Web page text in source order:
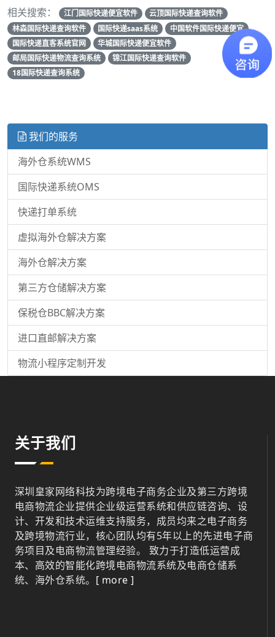
相关搜索： 江门国际快递便宜软件
云顶国际快递查询软件
林森国际快递查询软件
国际快递saas系统
中国软件国际快递便宜
国际快递直客系统官网
华城国际快递便宜软件
邮局国际快递物流查询系统
锦江国际快递查询软件
18国际快递查询系统
我们的服务
海外仓系统WMS
国际快递系统OMS
快递打单系统
虚拟海外仓解决方案
海外仓解决方案
第三方仓储解决方案
保税仓BBC解决方案
进口直邮解决方案
物流小程序定制开发
关于我们
深圳皇家网络科技为跨境电子商务企业及第三方跨境
电商物流企业提供企业级运营系统和供应链咨询、设
计、开发和技术运维支持服务，成员均来之电子商务
及跨境物流行业，核心团队均有5年以上的先进电子商
务项目及电商物流管理经验。 致力于打造低运营成
本、高效的智能化跨境电商物流系统及电商仓储系
统、海外仓系统。 [ more ]